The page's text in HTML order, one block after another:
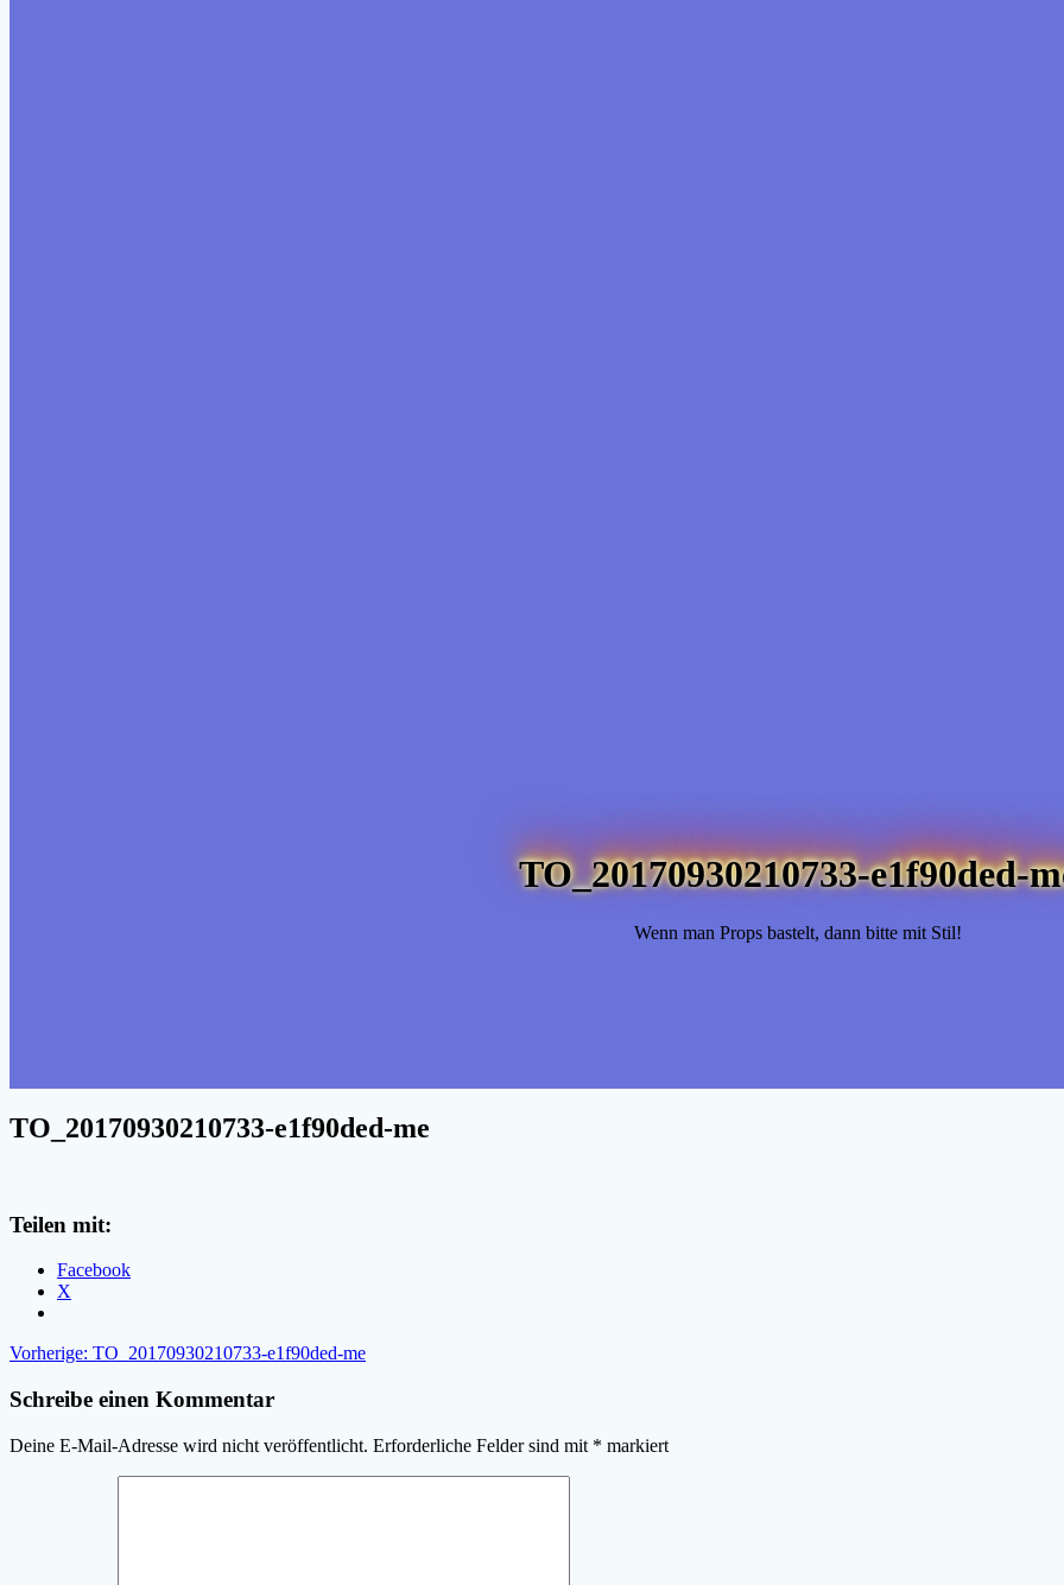
TO_20170930210733-e1f90ded-
Wenn man Props bastelt, dann bitte mit Stil!
TO_20170930210733-e1f90ded-me
Teilen mit:
Facebook
X
Beitragsnavigation
Vorherige: Vorheriger
TO_20170930210733-e1f90ded-me
Schreibe einen Kommentar
Deine E-Mail-Adresse wird nicht veröffentlicht. Erforderliche Felder sind mit * markiert